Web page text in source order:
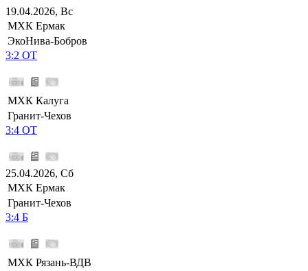
19.04.2026, Вс
МХК Ермак
ЭкоНива-Бобров
3:2 ОТ
МХК Калуга
Гранит-Чехов
3:4 ОТ
25.04.2026, Сб
МХК Ермак
Гранит-Чехов
3:4 Б
МХК Рязань-ВДВ